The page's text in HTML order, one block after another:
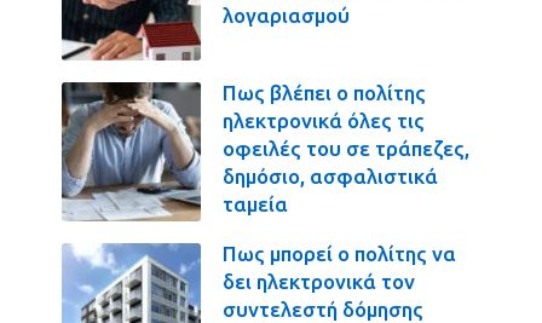
λογαριασμού
Πως βλέπει ο πολίτης
ηλεκτρονικά όλες τις
οφειλές του σε τράπεζες,
δημόσιο, ασφαλιστικά
ταμεία
Πως μπορεί ο πολίτης να
δει ηλεκτρονικά τον
συντελεστή δόμησης